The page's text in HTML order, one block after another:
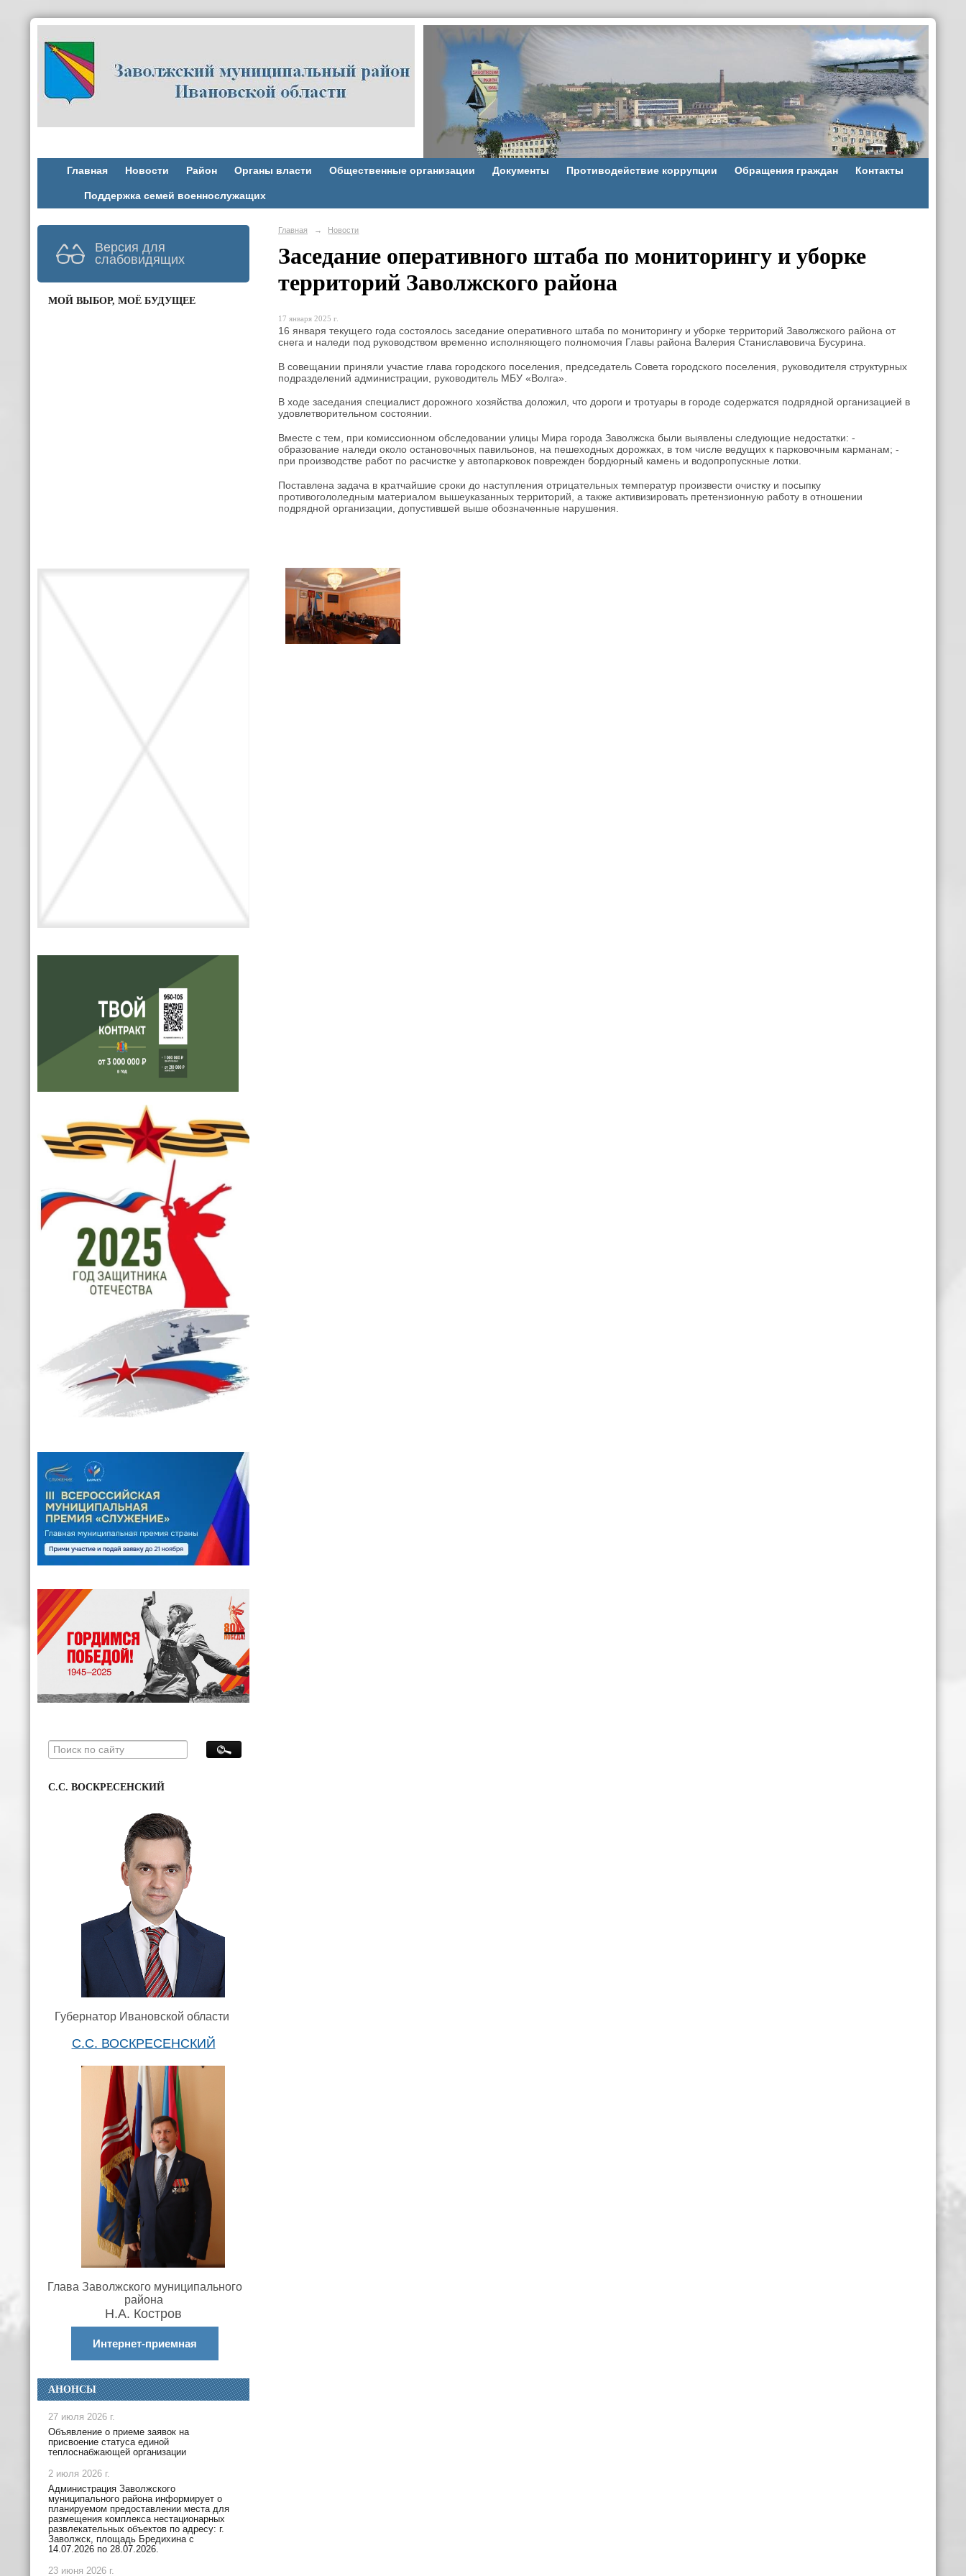
Главная Новости Район Органы власти Общественные организации Документы Противодействие коррупции Обращения граждан Контакты
Поддержка семей военнослужащих
Версия для
слабовидящих
МОЙ ВЫБОР, МОЁ БУДУЩЕЕ
С.С. ВОСКРЕСЕНСКИЙ
Губернатор Ивановской области
С.С. ВОСКРЕСЕНСКИЙ
Глава Заволжского муниципального
района
Н.А. Костров
Интернет-приемная
АНОНСЫ
27 июля 2026 г.
Объявление о приеме заявок на
присвоение статуса единой
теплоснабжающей организации
2 июля 2026 г.
Администрация Заволжского
муниципального района информирует о
планируемом предоставлении места для
размещения комплекса нестационарных
развлекательных объектов по адресу: г.
Заволжск, площадь Бредихина с
14.07.2026 по 28.07.2026.
23 июня 2026 г.
Главная → Новости
Заседание оперативного штаба по мониторингу и уборке
территорий Заволжского района
17 января 2025 г.
16 января текущего года состоялось заседание оперативного штаба по мониторингу и уборке территорий Заволжского района от
снега и наледи под руководством временно исполняющего полномочия Главы района Валерия Станиславовича Бусурина.
В совещании приняли участие глава городского поселения, председатель Совета городского поселения, руководителя структурных
подразделений администрации, руководитель МБУ «Волга».
В ходе заседания специалист дорожного хозяйства доложил, что дороги и тротуары в городе содержатся подрядной организацией в
удовлетворительном состоянии.
Вместе с тем, при комиссионном обследовании улицы Мира города Заволжска были выявлены следующие недостатки: -
образование наледи около остановочных павильонов, на пешеходных дорожках, в том числе ведущих к парковочным карманам; -
при производстве работ по расчистке у автопарковок поврежден бордюрный камень и водопропускные лотки.
Поставлена задача в кратчайшие сроки до наступления отрицательных температур произвести очистку и посыпку
противогололедным материалом вышеуказанных территорий, а также активизировать претензионную работу в отношении
подрядной организации, допустившей выше обозначенные нарушения.